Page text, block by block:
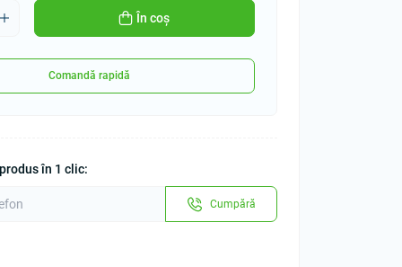
În coș
Comandă rapidă
în 1 clic:
Cumpără